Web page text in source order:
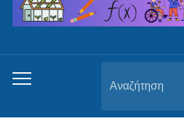
Εναλλαγή
μενού
για: